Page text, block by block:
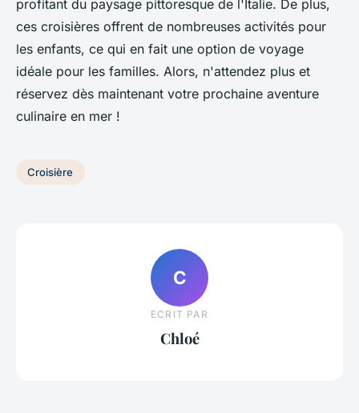
profitant du paysage pittoresque de l'Italie. De plus,
ces croisières offrent de nombreuses activités pour
les enfants, ce qui en fait une option de voyage
idéale pour les familles. Alors, n'attendez plus et
réservez dès maintenant votre prochaine aventure
culinaire en mer !
Croisière
C
ECRIT PAR
Chloé